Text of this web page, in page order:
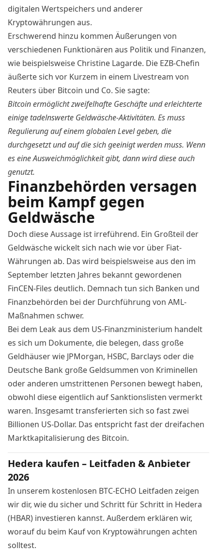
digitalen Wertspeichers und anderer
Kryptowährungen aus.
Erschwerend hinzu kommen Äußerungen von
verschiedenen Funktionären aus Politik und Finanzen,
wie beispielsweise Christine Lagarde. Die EZB-Chefin
äußertesich vor Kurzem in einem Livestream von
Reuters über Bitcoin und Co. Sie sagte:
Bitcoin ermöglicht zweifelhafte Geschäfte und erleichterte
einige tadelnswerte Geldwäsche-Aktivitäten. Es muss
Regulierung auf einem globalen Level geben, die
durchgesetzt und auf die sich geeinigt werden muss. Wenn
es eine Ausweichmöglichkeit gibt, dann wird diese auch
genutzt.
Finanzbehörden versagen
beim Kampf gegen
Geldwäsche
Doch diese Aussage ist irreführend. Ein Großteil der
Geldwäsche wickelt sich nach wie vor über Fiat-
Währungen ab. Das wird beispielsweise aus den im
September letzten Jahres bekannt gewordenen
FinCEN-Files deutlich. Demnach tun sich Banken und
Finanzbehörden bei der Durchführung von AML-
Maßnahmen schwer.
Bei dem Leak aus dem US-Finanzministerium handelt
es sich um Dokumente, die belegen, dass große
Geldhäuser wie JPMorgan, HSBC, Barclays oder die
Deutsche Bank große Geldsummen von Kriminellen
oder anderen umstrittenen Personen bewegt haben,
obwohl diese eigentlich auf Sanktionslisten vermerkt
waren. Insgesamt transferierten sich so fast zwei
Billionen US-Dollar. Das entspricht fast der dreifachen
Marktkapitalisierung des Bitcoin.
Hedera kaufen – Leitfaden & Anbieter
2026
In unserem kostenlosen BTC-ECHO Leitfaden zeigen
wir dir, wie du sicher und Schritt für Schritt in Hedera
(HBAR) investieren kannst. Außerdem erklären wir,
worauf du beim Kauf von Kryptowährungen achten
solltest.